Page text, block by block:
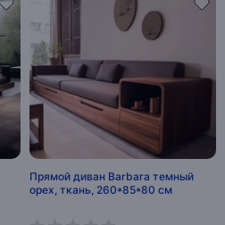
Прямой диван Barbara темный
орех, ткань, 260*85*80 см